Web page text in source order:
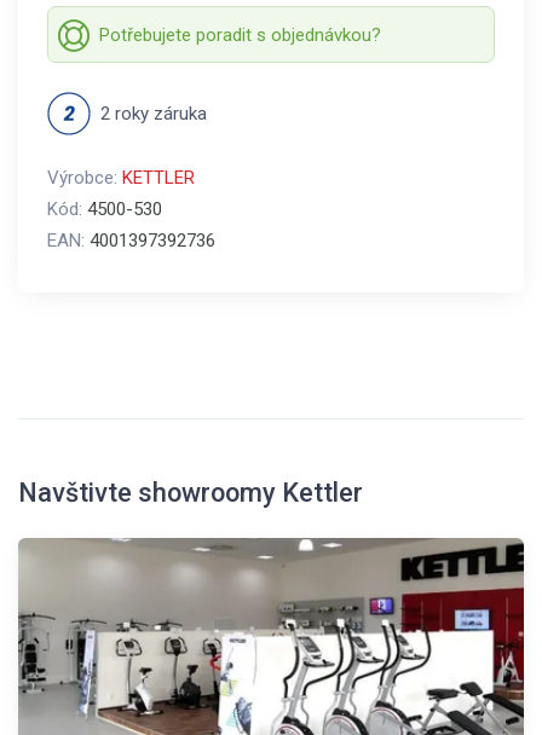
Potřebujete poradit s objednávkou?
2 roky záruka
Výrobce: KETTLER
Kód: 4500-530
EAN: 4001397392736
Navštivte showroomy Kettler